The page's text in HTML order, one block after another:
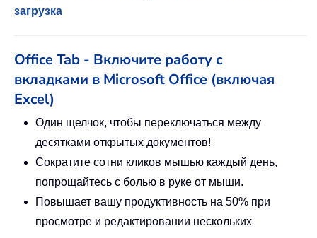
загрузка
Office Tab - Включите работу с
вкладками в Microsoft Office (включая
Excel)
Один щелчок, чтобы переключаться между
десятками открытых документов!
Сократите сотни кликов мышью каждый день,
попрощайтесь с болью в руке от мыши.
Повышает вашу продуктивность на 50% при
просмотре и редактировании нескольких